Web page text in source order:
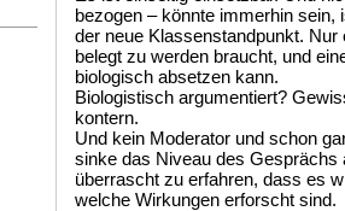
bezogen – könnte immerhin sein,
der neue Klassenstandpunkt. Nur
belegt zu werden braucht, und
biologisch absetzen kann.
Biologistisch argumentiert?
kontern.
Und kein Moderator und schon
sinke das Niveau des Gesprächs
überrascht zu erfahren, dass es
welche Wirkungen erforscht sind.